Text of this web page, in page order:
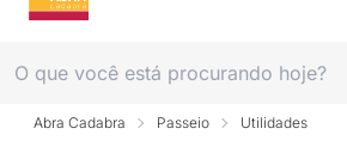
Abra Cadabra Passeio Utilidades